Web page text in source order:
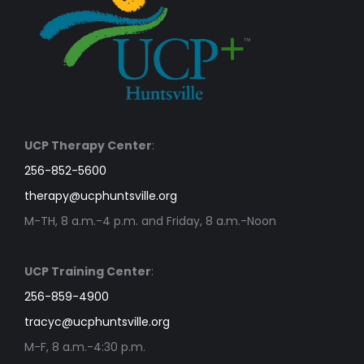
UCP Therapy Center:
256-852-5600
therapy@ucphuntsville.org
M-TH, 8 a.m.-4 p.m. and Friday, 8 a.m.-Noon
UCP Training Center:
256-859-4900
tracyc@ucphuntsville.org
M-F, 8 a.m.-4:30 p.m.